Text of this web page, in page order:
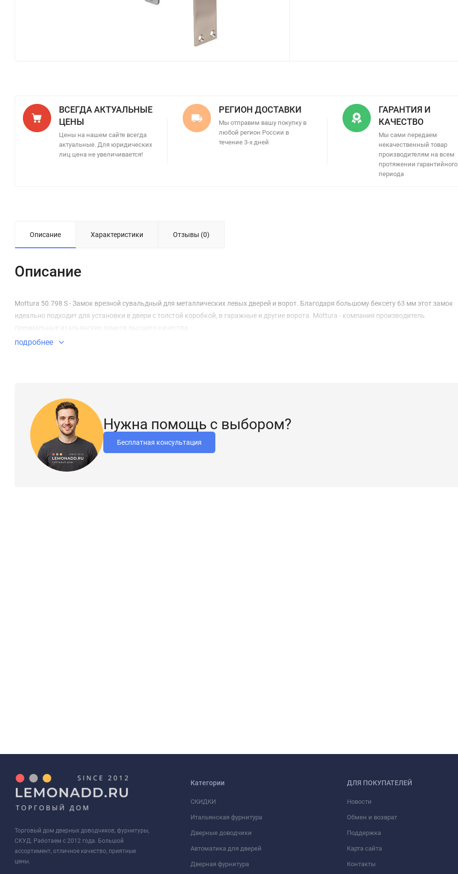
ВСЕГДА АКТУАЛЬНЫЕ
ЦЕНЫ
Цены на нашем сайте всегда
актуальные. Для юридических
лиц цена не увеличивается!
РЕГИОН ДОСТАВКИ
Мы отправим вашу покупку в
любой регион России в
течение 3-х дней
ГАРАНТИЯ И
КАЧЕСТВО
Мы сами передаем
некачественный товар
производителям на всем
протяжении гарантийного
периода
Описание Характеристики Отзывы (0)
Описание
Mottura 50.798 S - Замок врезной сувальдный для металлических левых дверей и ворот. Благодаря большому бексету 63 мм этот замок
идеально подходит для установки в двери с толстой коробкой, в гаражные и другие ворота. Mottura - компания производитель
премиальных итальянских замков высшего качества.
подробнее
Нужна помощь с выбором?
Бесплатная консультация
Торговый дом дверных доводчиков, фурнитуры,
СКУД. Работаем с 2012 года. Большой
ассортимент, отличное качество, приятные
цены.
Категории
СКИДКИ
Итальянская фурнитура
Дверные доводчики
Автоматика для дверей
Дверная фурнитура
ДЛЯ ПОКУПАТЕЛЕЙ
Новости
Обмен и возврат
Поддержка
Карта сайта
Контакты